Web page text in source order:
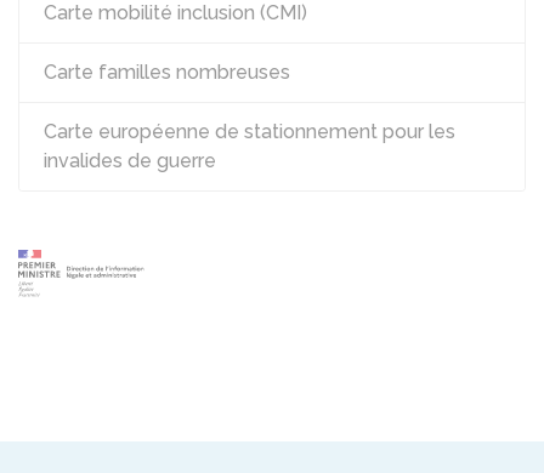
Carte mobilité inclusion (CMI)
Carte familles nombreuses
Carte européenne de stationnement pour les
invalides de guerre